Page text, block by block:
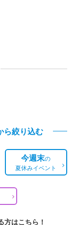
ら絞り込む
今週末の
夏休みイベント
方はこちら！